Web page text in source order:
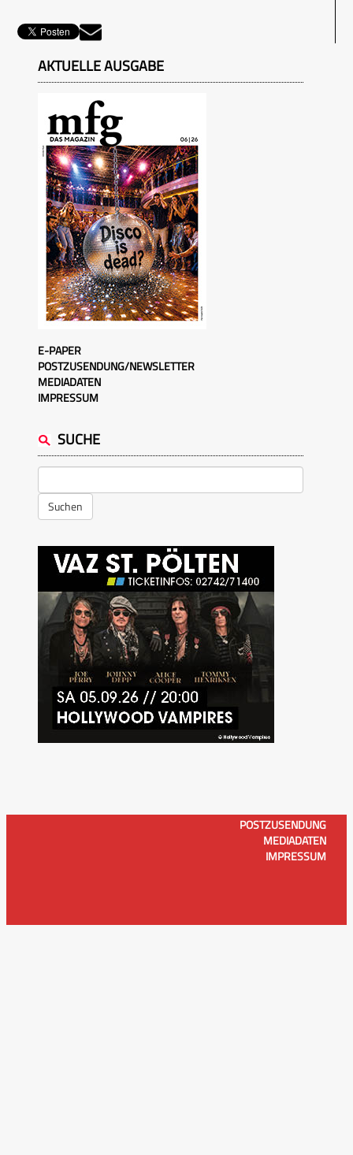
AKTUELLE AUSGABE
E-PAPER
POSTZUSENDUNG/NEWSLETTER
MEDIADATEN
IMPRESSUM
SUCHE
Suchen
POSTZUSENDUNG
MEDIADATEN
IMPRESSUM